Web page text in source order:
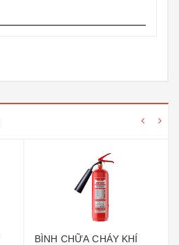
BÌNH CHỮA CHÁY KHÍ